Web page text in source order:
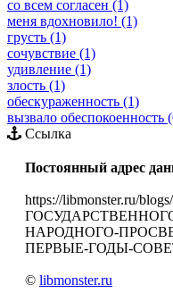
со всем согласен (1)
меня вдохновило! (1)
грусть (1)
сочувствие (1)
удивление (1)
злость (1)
обескураженность (1)
вызвало обеспокоенность
Ссылка
Постоянный адрес
https://libmonster.ru/
НАРОДНОГО-
ПЕРВЫЕ-ГОДЫ-
© libmonster.ru